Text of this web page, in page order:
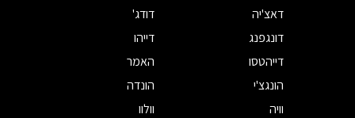
דאצ'יה
דודג'
דונגפנג
דייהו
דייהטסו
האמר
הונגצ'י
הונדה
וויה
וולוו